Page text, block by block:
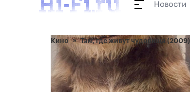
Новости
Кино Там, где живут чудовища (2009)